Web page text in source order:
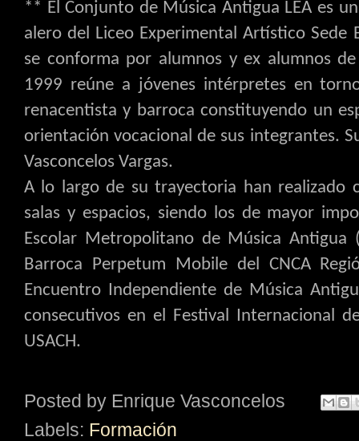
** El Conjunto de Música Antigua LEA es
alero del Liceo Experimental Artístico
se conforma por alumnos y ex alumnos
1999 reúne a jóvenes intérpretes en
renacentista y barroca constituyendo un
orientación vocacional de sus integrantes.
Vasconcelos Vargas.
A lo largo de su trayectoria han realizado
salas y espacios, siendo los de mayor
Escolar Metropolitano de Música Antigua
Barroca Perpetum Mobile del CNCA
Encuentro Independiente de Música
consecutivos en el Festival Internacional
USACH.
Posted by Enrique Vasconcelos
Labels: Formación